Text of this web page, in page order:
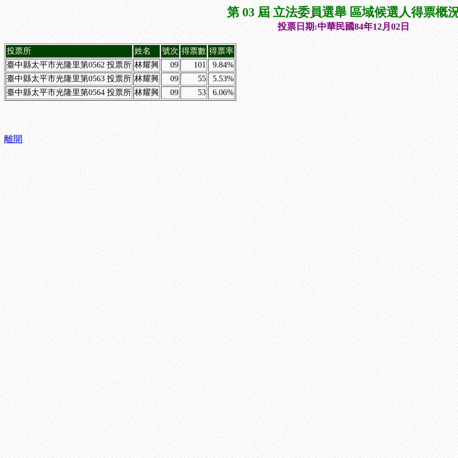
第 03 屆 立法委員選舉 區域候選人得票概
投票日期:中華民國84年12月02日
投票所 姓名 號次 得票數 得票率
臺中縣太平市光隆里第0562 投票所 林耀興 09 101
9.84%
臺中縣太平市光隆里第0563 投票所 林耀興 09 55
5.53%
臺中縣太平市光隆里第0564 投票所 林耀興 09 53 6.06%
離開